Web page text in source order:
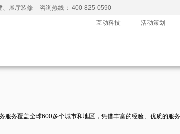
、展厅装修 咨询热线： 400-825-0590
互动科技 活动策划
务覆盖全球600多个城市和地区，凭借丰富的经验、优质的服